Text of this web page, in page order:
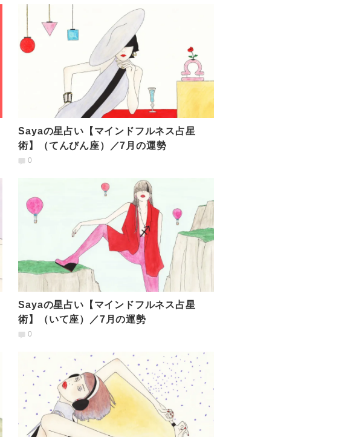
Sayaの星占い【マインドフルネス占星
術】（てんびん座）／7月の運勢
0
Sayaの星占い【マインドフルネス占星
術】（いて座）／7月の運勢
0